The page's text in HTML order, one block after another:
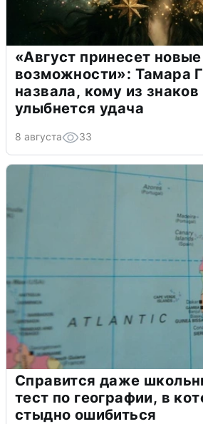
«Август принесет новые
возможности»: Тамара
назвала, кому из знаков
улыбнется удача
8 августа 33
Справится даже
тест по географии, в
стыдно ошибиться